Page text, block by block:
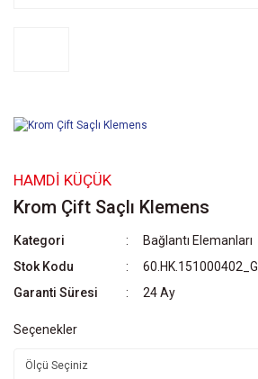
HAMDI KÜÇÜK
Krom Çift Saçlı Klemens
Kategori
Bağlantı Elemanları
Stok Kodu
60.HK.151000402_G
Garanti Süresi
24 Ay
Seçenekler